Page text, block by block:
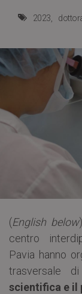
2023
(English below
centro
Pavia hanno
trasversale
scientifica e il